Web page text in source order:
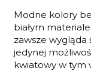
Modne kolory
białym
zawsze wygląda
jedynej
kwiatowy w tym